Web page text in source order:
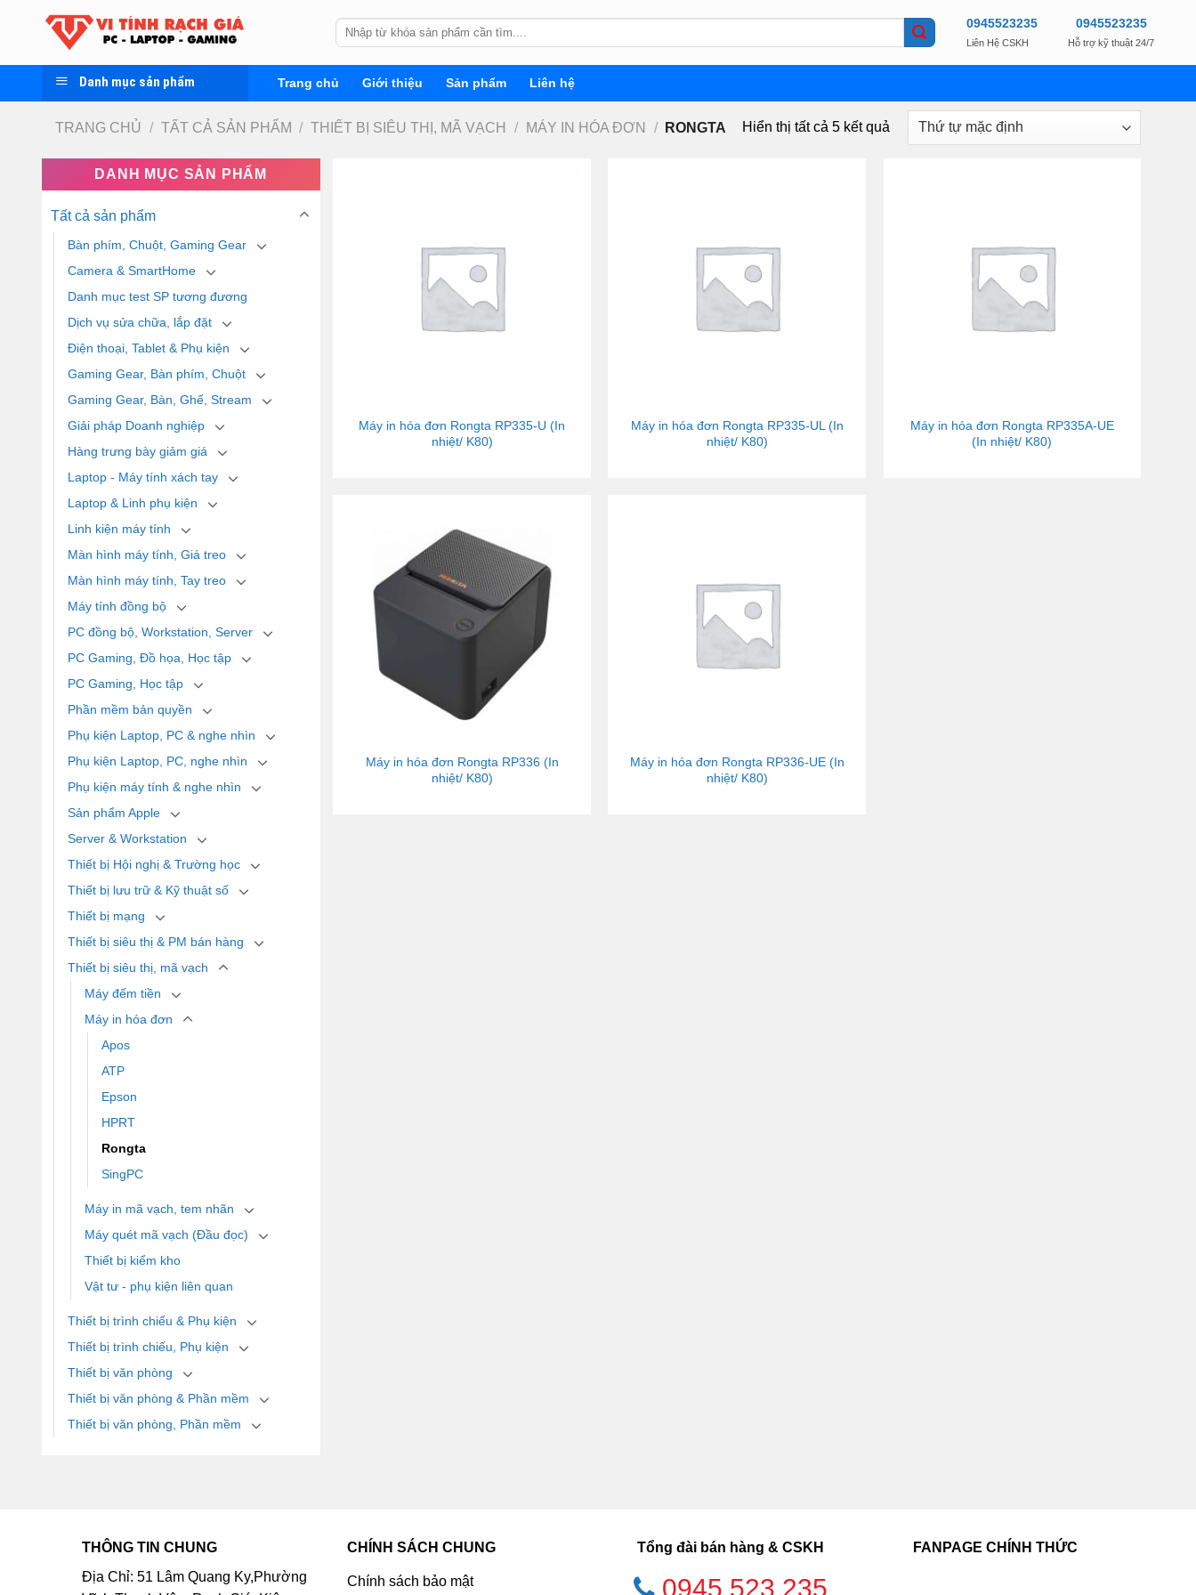
Tìm
kiếm:
0945523235
Liên Hệ CSKH
0945523235
Hỗ trợ kỹ thuật 24/7
Danh mục sản phẩm Trang chủ Giới thiệu Sản phẩm Liên hệ
TRANG CHỦ / TẤT CẢ SẢN PHẨM / THIẾT BỊ SIÊU THỊ, MÃ VẠCH / MÁY IN HÓA ĐƠN / RONGTA Hiển thị tất cả 5 kết quả
DANH MỤC SẢN PHẨM
Tất cả sản phẩm
Bàn phím, Chuột, Gaming Gear
Camera & SmartHome
Danh mục test SP tương đương
Dịch vụ sửa chữa, lắp đặt
Điện thoại, Tablet & Phụ kiện
Gaming Gear, Bàn phím, Chuột
Gaming Gear, Bàn, Ghế, Stream
Giải pháp Doanh nghiệp
Hàng trưng bày giảm giá
Laptop - Máy tính xách tay
Laptop & Linh phụ kiện
Linh kiện máy tính
Màn hình máy tính, Giá treo
Màn hình máy tính, Tay treo
Máy tính đồng bộ
PC đồng bộ, Workstation, Server
PC Gaming, Đồ họa, Học tập
PC Gaming, Học tập
Phần mềm bản quyền
Phụ kiện Laptop, PC & nghe nhìn
Phụ kiện Laptop, PC, nghe nhìn
Phụ kiện máy tính & nghe nhìn
Sản phẩm Apple
Server & Workstation
Thiết bị Hội nghị & Trường học
Thiết bị lưu trữ & Kỹ thuật số
Thiết bị mạng
Thiết bị siêu thị & PM bán hàng
Thiết bị siêu thị, mã vạch
Máy đếm tiền
Máy in hóa đơn
Apos
ATP
Epson
HPRT
Rongta
SingPC
Máy in mã vạch, tem nhãn
Máy quét mã vạch (Đầu đọc)
Thiết bị kiểm kho
Vật tư - phụ kiện liên quan
Thiết bị trình chiếu & Phụ kiện
Thiết bị trình chiếu, Phụ kiện
Thiết bị văn phòng
Thiết bị văn phòng & Phần mềm
Thiết bị văn phòng, Phần mềm
Máy in hóa đơn Rongta RP335-U (In
nhiệt/ K80)
Máy in hóa đơn Rongta RP335-UL (In
nhiệt/ K80)
Máy in hóa đơn Rongta RP335A-UE
(In nhiệt/ K80)
Máy in hóa đơn Rongta RP336 (In
nhiệt/ K80)
Máy in hóa đơn Rongta RP336-UE (In
nhiệt/ K80)
THÔNG TIN CHUNG
Địa Chỉ: 51 Lâm Quang Ky,Phường
CHÍNH SÁCH CHUNG
Chính sách bảo mật
Tổng đài bán hàng & CSKH
0945.523.235
FANPAGE CHÍNH THỨC